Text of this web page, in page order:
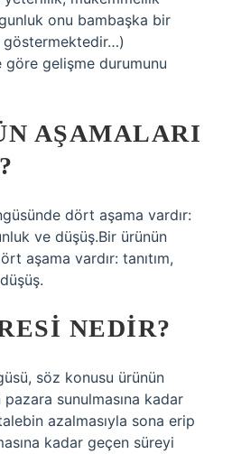
onu bambaşka bir
göre gelişme durumunu
AŞAMALARI
dört aşama vardır:
ve düşüş.Bir ürünün
aşama vardır: tanıtım,
NEDIR?
söz konusu ürünün
sunulmasına kadar
azalmasıyla sona erip
kadar geçen süreyi